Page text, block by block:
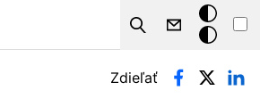
Search
Tmavý
režim
Zdieľať